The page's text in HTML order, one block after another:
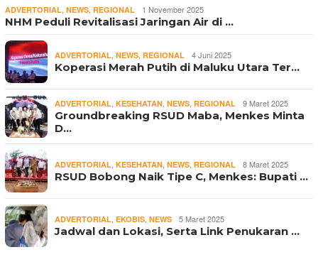
ADVERTORIAL, NEWS, REGIONAL 1 November 2025
NHM Peduli Revitalisasi Jaringan Air di …
ADVERTORIAL, NEWS, REGIONAL 4 Juni 2025
Koperasi Merah Putih di Maluku Utara Ter…
ADVERTORIAL, KESEHATAN, NEWS, REGIONAL 9 Maret 2025
Groundbreaking RSUD Maba, Menkes Minta
D…
ADVERTORIAL, KESEHATAN, NEWS, REGIONAL 8 Maret 2025
RSUD Bobong Naik Tipe C, Menkes: Bupati …
ADVERTORIAL, EKOBIS, NEWS 5 Maret 2025
Jadwal dan Lokasi, Serta Link Penukaran …